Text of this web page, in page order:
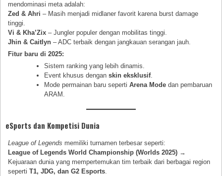
mendominasi meta adalah:
Zed & Ahri – Masih menjadi midlaner favorit karena burst damage
tinggi.
Vi & Kha’Zix – Jungler populer dengan mobilitas tinggi.
Jhin & Caitlyn – ADC terbaik dengan jangkauan serangan jauh.
Fitur baru di 2025:
Sistem ranking yang lebih dinamis.
Event khusus denganskin eksklusif.
Mode permainan baru sepertiArena Mode dan pembaruan
ARAM.
eSports dan Kompetisi Dunia
League of Legends memiliki turnamen terbesar seperti:
League of Legends World Championship (Worlds 2025) →
Kejuaraan dunia yang mempertemukan tim terbaik dari berbagai region
sepertiT1, JDG, dan G2 Esports